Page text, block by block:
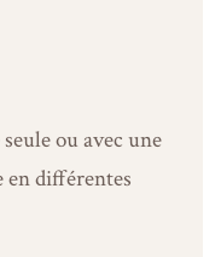
ou avec une
différentes